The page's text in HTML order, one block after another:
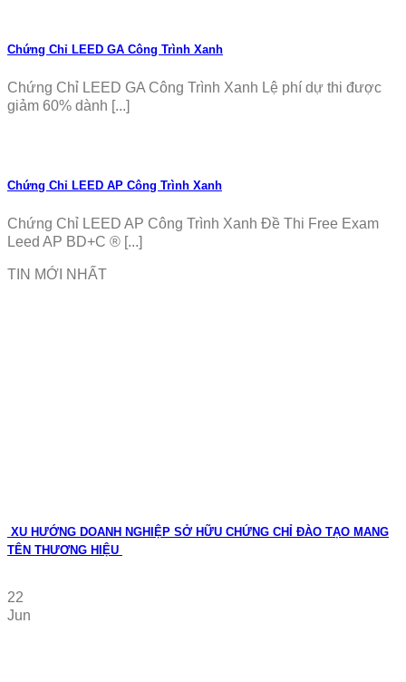
Chứng Chỉ LEED GA Công Trình Xanh
Chứng Chỉ LEED GA Công Trình Xanh Lệ phí dự thi được
giảm 60% dành [...]
Chứng Chỉ LEED AP Công Trình Xanh
Chứng Chỉ LEED AP Công Trình Xanh Đề Thi Free Exam
Leed AP BD+C ® [...]
TIN MỚI NHẤT
XU HƯỚNG DOANH NGHIỆP SỞ HỮU CHỨNG CHỈ ĐÀO TẠO MANG
TÊN THƯƠNG HIỆU
22
Jun